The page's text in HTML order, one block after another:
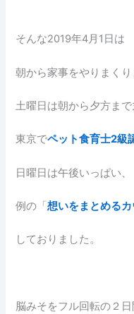
そんな2019年4月1日は
朝から家事をやりまく
土曜日は朝から夕方まで
東京でペット食育士2級
日曜日は午後いっぱい、
例の「想いをまとめる
しておりました。
脳みそをフル回転の２日